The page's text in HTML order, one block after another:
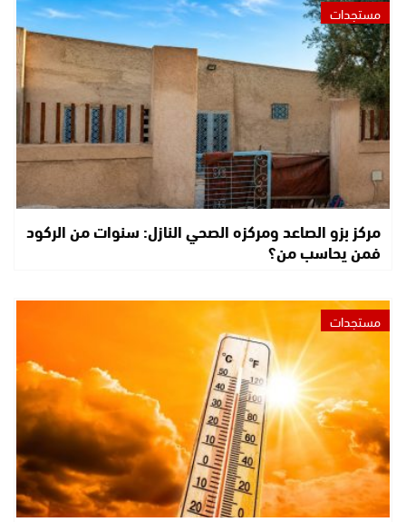
مستجدات
مركز بزو الصاعد ومركزه الصحي النازل: سنوات من الركود
فمن يحاسب من؟
مستجدات